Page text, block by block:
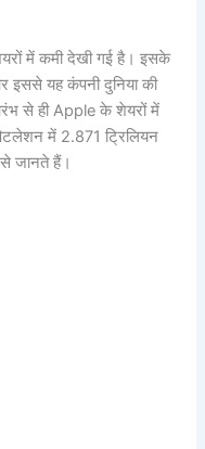
में कमी देखी गई है। इसके
इससे यह कंपनी दुनिया की
से ही Apple के शेयरों में
में 2.871 ट्रिलियन
से जानते हैं।